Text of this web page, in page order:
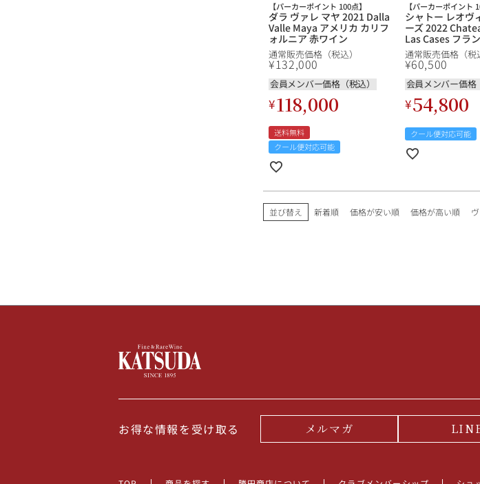
【パーカーポイント 100点】
ダラ ヴァレ マヤ 2021 Dalla
Valle Maya アメリカ カリフ
ォルニア 赤ワイン
通常販売価格（税込）
¥132,000
会員メンバー価格（税込）
¥118,000
送料無料
クール便対応可能
【パーカーポイント
シャトー レオヴ
ーズ 2022
Las Cases フラ
ー 赤ワイン
通常販売価格（税
¥60,500
会員メンバー価格
¥54,800
クール便対応可能
並び替え 新着順 価格が安い順 価格が高い順
お得な情報を受け取る メルマガ